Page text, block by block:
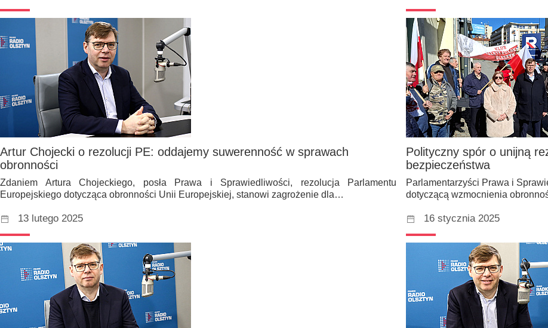
Artur Chojecki o rezolucji PE: oddajemy suwerenność w sprawach
obronności
Zdaniem Artura Chojeckiego, posła Prawa i Sprawiedliwości, rezolucja Parlamentu
Europejskiego dotycząca obronności Unii Europejskiej, stanowi zagrożenie dla…
Polityczny spór o unijną
bezpieczeństwa
Parlamentarzyści Prawa i
dotyczącą wzmocnienia
13 lutego 2025 16 stycznia 2025